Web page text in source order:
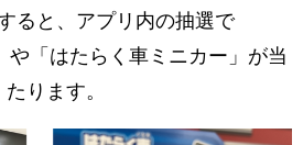
ると、アプリ内の抽選で
や「はたらく車ミニカー」が当
たります。